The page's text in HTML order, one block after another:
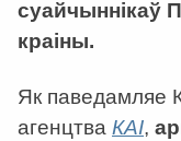
суайчыннікаў
краіны.
Як паведамляе
агенцтва КАІ,